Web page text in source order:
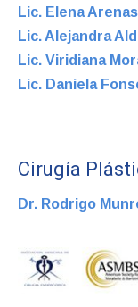
Lic. Elena
Lic. Alejandra
Lic. Viridiana
Lic. Daniela
Cirugía
Dr. Rodrigo